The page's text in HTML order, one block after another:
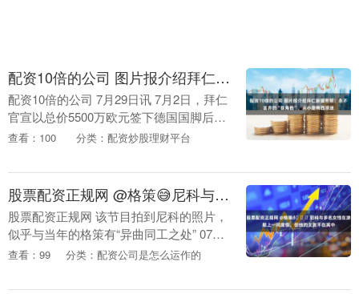
配资10倍的公司 图片报介绍拜仁新援布朗：永不言弃的“狠角色”，从小是梅西球迷
配资10倍的公司 7月29日讯 7月2日，拜仁
官宣以总价5500万欧元签下德国国脚后卫
纳撒尼尔·布朗。今天，这名23岁的后卫将
查看：100 分类：配资炒股理财平台
股票配资正规网 @格策😅尼科与多名女性在游艇上一同度假，但他的女友不在其中
股票配资正规网 该节目拍到尼科的照片，
似乎与当年的格策有“异曲同工之处” 07月
29日讯 据西班牙八卦节目《De lunes a
查看：99 分类：配资公司是怎么运作的